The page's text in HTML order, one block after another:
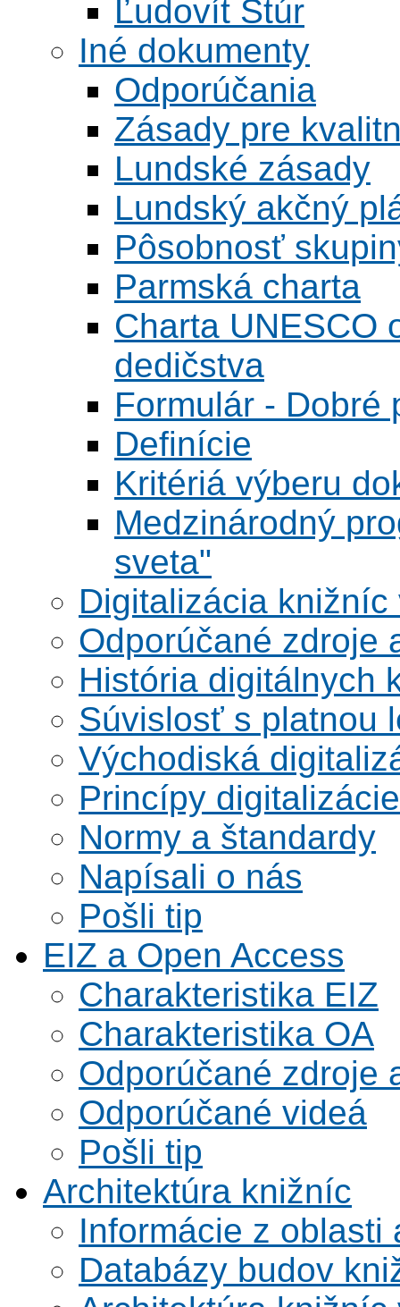
Ľudovít Štúr
Iné dokumenty
Odporúčania
Zásady pre
Lundské zásady
Lundský akčný
Pôsobnosť
Parmská charta
Charta UNESCO
dedičstva
Formulár - Dobré
Definície
Kritériá výberu
Medzinárodný
sveta"
Digitalizácia knižníc
Odporúčané zdroje
História digitálnych
Súvislosť s platnou
Východiská
Princípy digitalizácie
Normy a štandardy
Napísali o nás
Pošli tip
EIZ a Open Access
Charakteristika EIZ
Charakteristika OA
Odporúčané zdroje
Odporúčané videá
Pošli tip
Architektúra knižníc
Informácie z oblasti
Databázy budov